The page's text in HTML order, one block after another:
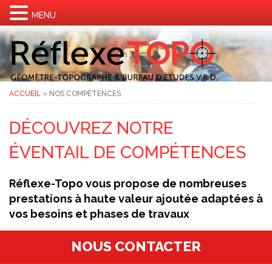
ACCUEIL » NOS COMPÉTENCES
DÉCOUVREZ NOTRE
ÉVENTAIL DE COMPÉTENCES
Réflexe-Topo vous propose de nombreuses
prestations à haute valeur ajoutée adaptées à
vos besoins et phases de travaux
NOUS CONTACTER
MENU